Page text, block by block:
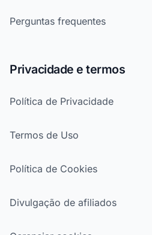
Perguntas frequentes
Privacidade e termos
Política de Privacidade
Termos de Uso
Política de Cookies
Divulgação de afiliados